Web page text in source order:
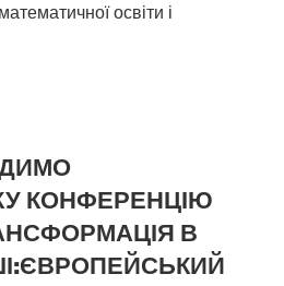
освіти і
КОНФЕРЕНЦІЮ
В